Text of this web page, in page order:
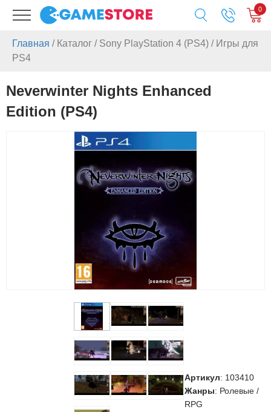
0
Главная / Каталог / Sony PlayStation 4 (PS4) / Игры для
PS4
Neverwinter Nights Enhanced
Edition (PS4)
Артикул: 103410
Жанры: Ролевые /
RPG